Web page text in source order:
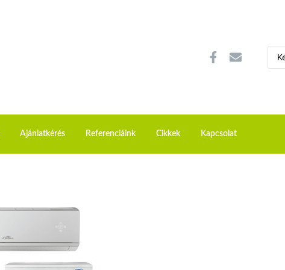
Ajánlatkérés Referenciáink Cikkek Kapcsolat